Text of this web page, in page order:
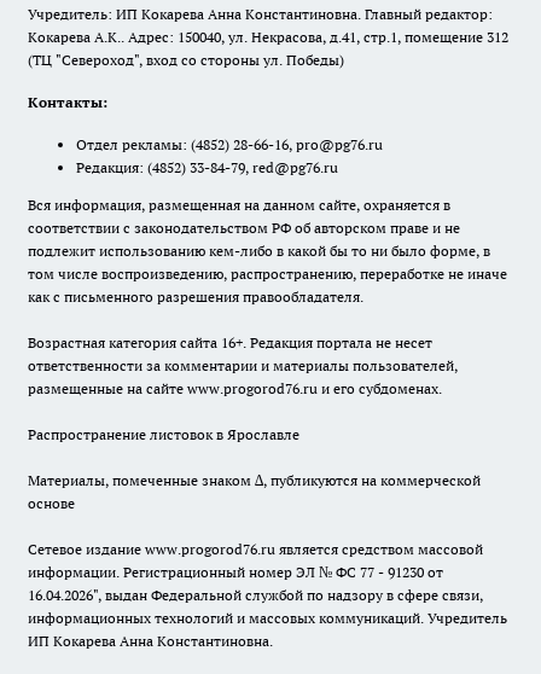
Учредитель: ИП Кокарева Анна Константиновна. Главный редактор:
Кокарева А.К.. Адрес: 150040, ул. Некрасова, д.41, стр.1, помещение 312
(ТЦ "Североход", вход со стороны ул. Победы)
Контакты:
Отдел рекламы: (4852) 28-66-16, pro@pg76.ru
Редакция: (4852) 33-84-79, red@pg76.ru
Вся информация, размещенная на данном сайте, охраняется в
соответствии с законодательством РФ об авторском праве и не
подлежит использованию кем-либо в какой бы то ни было форме, в
том числе воспроизведению, распространению, переработке не иначе
как с письменного разрешения правообладателя.
Возрастная категория сайта 16+. Редакция портала не несет
ответственности за комментарии и материалы пользователей,
размещенные на сайте www.progorod76.ru и его субдоменах.
Распространение листовок в Ярославле
Материалы, помеченные знаком ∆, публикуются на коммерческой
основе
Сетевое издание www.progorod76.ru является средством массовой
информации. Регистрационный номер ЭЛ № ФС 77 - 91230 от
16.04.2026", выдан Федеральной службой по надзору в сфере связи,
информационных технологий и массовых коммуникаций. Учредитель
ИП Кокарева Анна Константиновна.